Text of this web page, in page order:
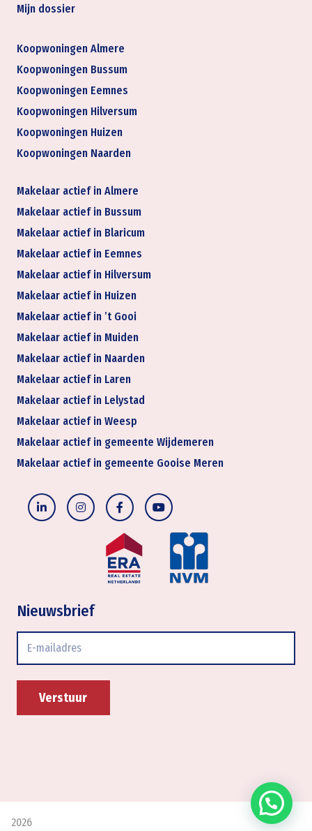
Mijn dossier
Koopwoningen Almere
Koopwoningen Bussum
Koopwoningen Eemnes
Koopwoningen Hilversum
Koopwoningen Huizen
Koopwoningen Naarden
Makelaar actief in Almere
Makelaar actief in Bussum
Makelaar actief in Blaricum
Makelaar actief in Eemnes
Makelaar actief in Hilversum
Makelaar actief in Huizen
Makelaar actief in ’t Gooi
Makelaar actief in Muiden
Makelaar actief in Naarden
Makelaar actief in Laren
Makelaar actief in Lelystad
Makelaar actief in Weesp
Makelaar actief in gemeente Wijdemeren
Makelaar actief in gemeente Gooise Meren
Nieuwsbrief
2026